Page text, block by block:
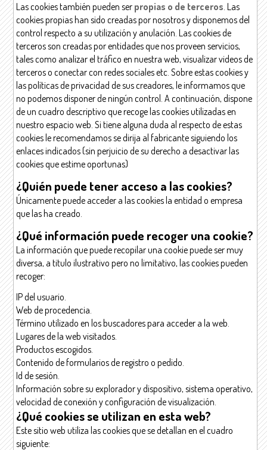
Las cookies también pueden ser propias o de terceros. Las
cookies propias han sido creadas por nosotros y disponemos del
control respecto a su utilización y anulación. Las cookies de
terceros son creadas por entidades que nos proveen servicios,
tales como analizar el tráfico en nuestra web, visualizar videos de
terceros o conectar con redes sociales etc. Sobre estas cookies y
las políticas de privacidad de sus creadores, le informamos que
no podemos disponer de ningún control. A continuación, dispone
de un cuadro descriptivo que recoge las cookies utilizadas en
nuestro espacio web. Si tiene alguna duda al respecto de estas
cookies le recomendamos se dirija al fabricante siguiendo los
enlaces indicados (sin perjuicio de su derecho a desactivar las
cookies que estime oportunas)
¿Quién puede tener acceso a las cookies?
Únicamente puede acceder a las cookies la entidad o empresa
que las ha creado.
¿Qué información puede recoger una cookie?
La información que puede recopilar una cookie puede ser muy
diversa, a titulo ilustrativo pero no limitativo, las cookies pueden
recoger:
IP del usuario.
Web de procedencia.
Término utilizado en los buscadores para acceder a la web.
Lugares de la web visitados.
Productos escogidos.
Contenido de formularios de registro o pedido.
Id de sesión.
Información sobre su explorador y dispositivo, sistema operativo,
velocidad de conexión y configuración de visualización.
¿Qué cookies se utilizan en esta web?
Este sitio web utiliza las cookies que se detallan en el cuadro
siguiente: